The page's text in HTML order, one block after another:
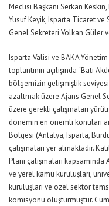
Meclisi Başkanı Serkan
Yusuf Keyik, Isparta Ticaret ve
Genel Sekreteri Volkan Güler
Isparta Valisi ve BAKA
toplantının açılışında “Batı
bölgemizin gelişmişlik
azaltmak üzere Ajans Genel
üzere gerekli çalışmaları
dönemin en önemli konuları
Bölgesi (Antalya, Isparta,
çalışmaları yer almaktadır.
Planı çalışmaları
ve yerel kamu kuruluşları,
kuruluşları ve özel sektör
komisyonu oluşturmuştur.